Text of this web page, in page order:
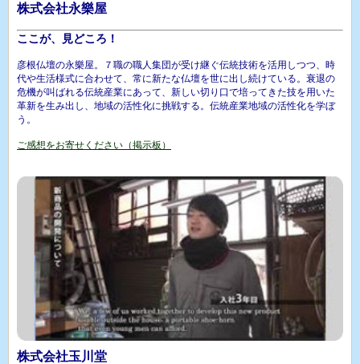
株式会社永樂屋
ここが、見どころ！
彦根仏壇の永樂屋。７職の職人集団が受け継ぐ伝統技術を活用しつつ、時
代や生活様式に合わせて、常に新たな仏壇を世に出し続けている。衰退の
危機が叫ばれる伝統産業にあって、新しい切り口で培ってきた技を用いた
革新を生み出し、地域の活性化に挑戦する。伝統産業地域の活性化を学ぼ
う。
ご感想をお寄せください（掲示板）
株式会社玉川堂